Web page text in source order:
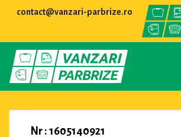
contact@vanzari-parbrize.ro
Nr : 1605140921